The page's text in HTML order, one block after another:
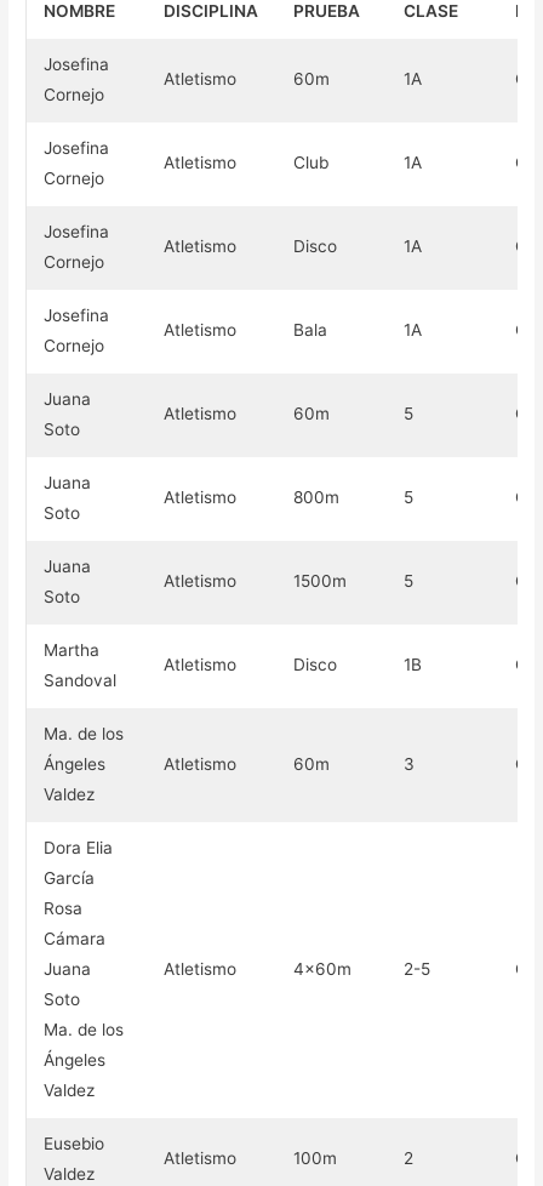
NOMBRE DISCIPLINA PRUEBA CLASE
Josefina
Cornejo
Atletismo 60m 1A
Josefina
Cornejo
Atletismo Club 1A Oro
Josefina
Cornejo
Atletismo Disco 1A Oro
Josefina
Cornejo
Atletismo Bala 1A Oro
Juana
Soto
Atletismo 60m 5 Oro
Juana
Soto
Atletismo 800m 5 Oro
Juana
Soto
Atletismo 1500m 5 Oro
Martha
Sandoval
Atletismo Disco 1B Oro
Ma. de los
Ángeles
Valdez
Atletismo 60m 3 Oro
Dora Elia
García
Rosa
Cámara
Juana
Soto
Ma. de los
Ángeles
Valdez
Atletismo 4×60m 2-5 Oro
Eusebio
Valdez
Atletismo 100m 2 Oro